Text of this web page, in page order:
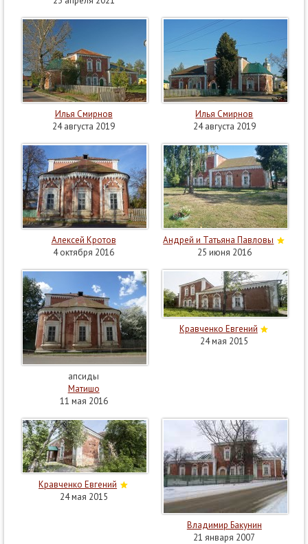
Илья Смирнов
24 августа 2019
Илья Смирнов
24 августа 2019
Алексей Кротов
4 октября 2016
Андрей и Татьяна Павловы
25 июня 2016
апсиды
Матишо
11 мая 2016
Кравченко Евгений
24 мая 2015
Кравченко Евгений
24 мая 2015
Владимир Бакунин
21 января 2007